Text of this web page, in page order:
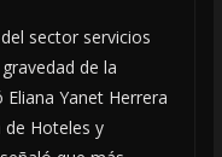
sector servicios
de la
Yanet Herrera
de Hoteles y